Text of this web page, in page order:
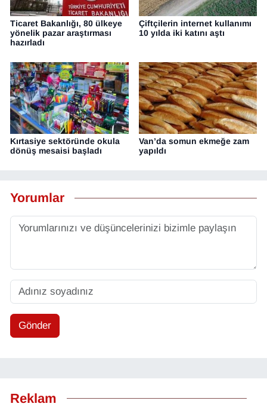
Ticaret Bakanlığı, 80 ülkeye
yönelik pazar araştırması
hazırladı
Çiftçilerin internet kullanımı
10 yılda iki katını aştı
Kırtasiye sektöründe okula
dönüş mesaisi başladı
Van’da somun ekmeğe zam
yapıldı
Yorumlar
Gönder
Reklam